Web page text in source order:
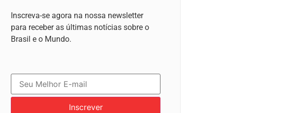
Inscreva-se agora na nossa newsletter
para receber as últimas notícias sobre o
Brasil e o Mundo.
Inscrever